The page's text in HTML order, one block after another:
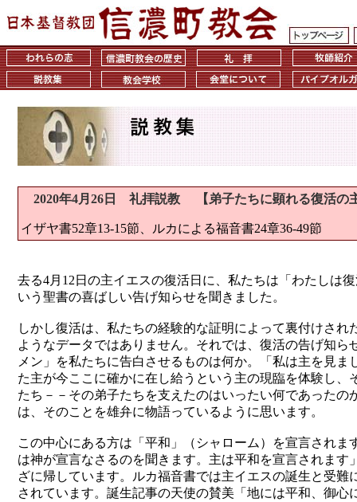
2020年4月26日 礼拝説教 【弟子たちに顕れる復活の
イザヤ書52章13-15節、ルカによる福音書24章36-49節
去る4月12日の主イエスの復活日に、私たちは「わたしは
いう聖書の喜ばしい告げ知らせを聞きました。
しかし復活は、私たちの経験的な証明によって裏付けされ
ようなデータではありません。それでは、復活の告げ知ら
メン」を私たちに告白させるものは何か。「私は主を見ま
た主が今ここに確かに在し給うという主の現臨を体験し、
たち－－その弟子たちを支えたのはいったい何であったの
は、そのことを雄弁に物語っているように思います。
この中心にある方は「平和」（シャローム）を宣言されま
は神が宣言なさるのを聞きます。主は平和を宣言されます
ざに帰しています。ルカ福音書では主イエスの誕生と受難
されています。誕生記事の天使の賛美「地には平和、御心